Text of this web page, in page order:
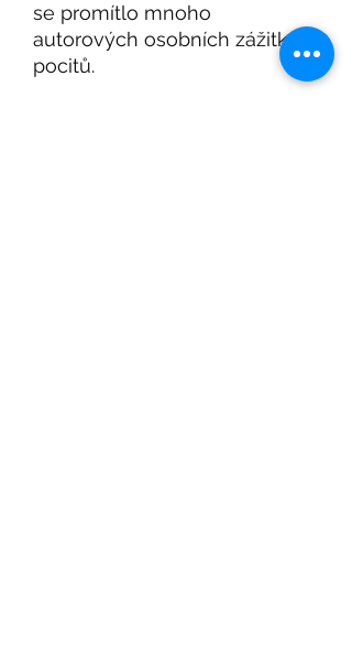
se promítlo mnoho
autorových osobních zážitků a
pocitů.